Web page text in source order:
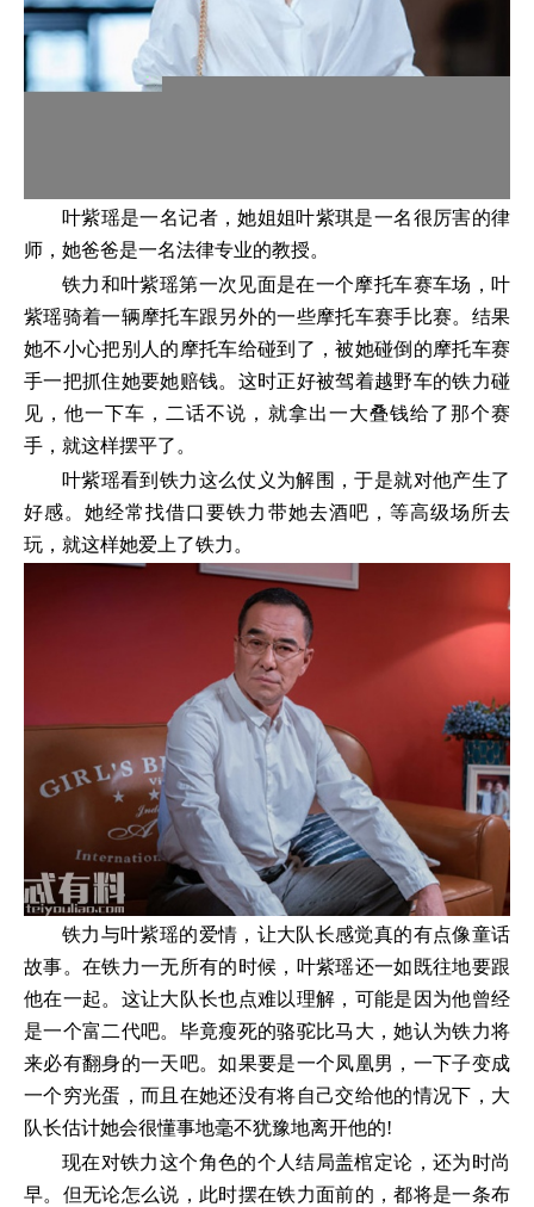
叶紫瑶是一名记者，她姐姐叶紫琪是一名很厉害的律
师，她爸爸是一名法律专业的教授。
铁力和叶紫瑶第一次见面是在一个摩托车赛车场，叶
紫瑶骑着一辆摩托车跟另外的一些摩托车赛手比赛。结果
她不小心把别人的摩托车给碰到了，被她碰倒的摩托车赛
手一把抓住她要她赔钱。这时正好被驾着越野车的铁力碰
见，他一下车，二话不说，就拿出一大叠钱给了那个赛
手，就这样摆平了。
叶紫瑶看到铁力这么仗义为解围，于是就对他产生了
好感。她经常找借口要铁力带她去酒吧，等高级场所去
玩，就这样她爱上了铁力。
铁力与叶紫瑶的爱情，让大队长感觉真的有点像童话
故事。在铁力一无所有的时候，叶紫瑶还一如既往地要跟
他在一起。这让大队长也点难以理解，可能是因为他曾经
是一个富二代吧。毕竟瘦死的骆驼比马大，她认为铁力将
来必有翻身的一天吧。如果要是一个凤凰男，一下子变成
一个穷光蛋，而且在她还没有将自己交给他的情况下，大
队长估计她会很懂事地毫不犹豫地离开他的!
现在对铁力这个角色的个人结局盖棺定论，还为时尚
早。但无论怎么说，此时摆在铁力面前的，都将是一条布